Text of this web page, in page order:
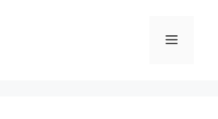
Meny